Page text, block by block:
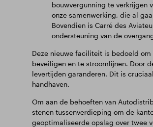
bouwvergunning te verkrijgen
onze samenwerking, die al
Bovendien is Carré des
ondersteuning van de
Deze nieuwe faciliteit is bedoeld
beveiligen en te stroomlijnen. Door
levertijden garanderen. Dit is
handhaven.
Om aan de behoeften van
stenen tussenverdieping om de
geoptimaliseerde opslag over twee